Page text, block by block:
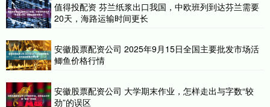
值得投配资 芬兰纸浆出口我国，中欧班列到达芬兰需要
20天，海路运输时间更长
安徽股票配资公司 2025年9月15日全国主要批发市场活
鲫鱼价格行情
安徽股票配资公司 大学期末作业，怎样走出与字数“较
劲”的误区